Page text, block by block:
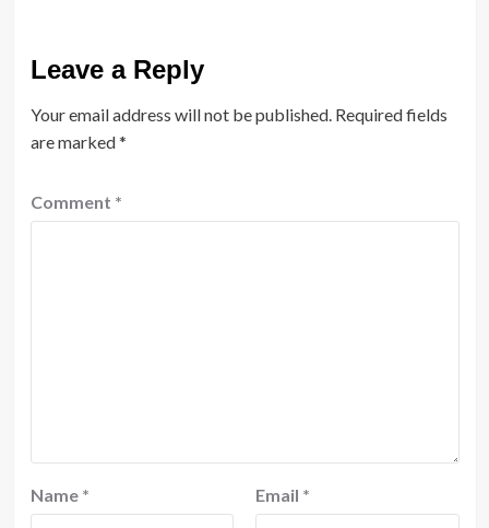
Leave a Reply
Your email address will not be published. Required fields
are marked*
Comment *
Name * Email *